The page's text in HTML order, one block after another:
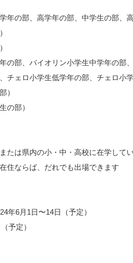
年の部、高学年の部、中学生の部、高
）
の部、バイオリン小学生中学年の部
チェロ小学生低学年の部、チェロ小
部）
の部）
たは県内の小・中・高校に在学して
住ならば、だれでも出場できます
年6月1日〜14日（予定）
予定）